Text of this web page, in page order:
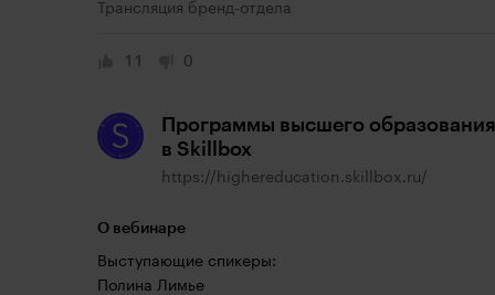
Трансляция бренд-отдела
11 0
Программы высшего образования
в Skillbox
https://highereducation.skillbox.ru/
О вебинаре
Выступающие спикеры:
Полина Лимье